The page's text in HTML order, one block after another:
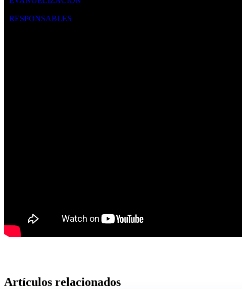
RESPONSABLES
Artículos relacionados​